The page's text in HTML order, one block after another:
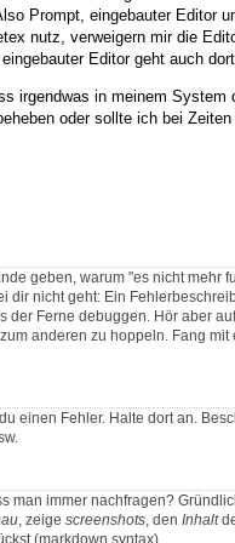
Prompt, eingebauter Editor
nutz, verweigern mir die
Editor geht auch
irgendwas in meinem
oder sollte ich bei
geben, warum "es nicht mehr
dir nicht geht: Ein
der Ferne debuggen. Hör aber
anderen zu hoppeln. Fang
einen Fehler. Halte dort an.
man immer nachfragen?
, zeige screenshots , den Inhalt
(markdown syntax).